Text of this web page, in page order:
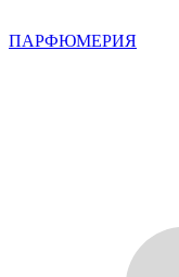
ПАРФЮМЕРИЯ